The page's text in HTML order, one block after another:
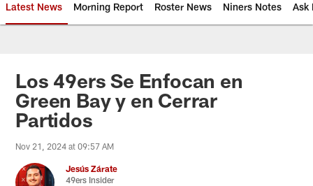
Latest News Morning Report Roster News Niners Notes Ask
Los 49ers Se Enfocan en
Green Bay y en Cerrar
Partidos
Nov 21, 2024 at 09:57 AM
Jesús Zárate
49ers Insider